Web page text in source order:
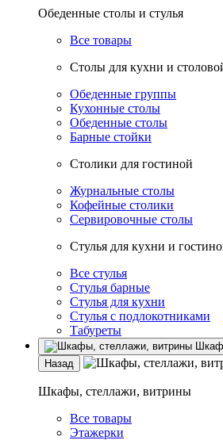
Обеденные столы и стулья
Все товары
Столы для кухни и
Обеденные группы
Кухонные столы
Обеденные столы
Барные стойки
Столики для гостиной
Журнальные столы
Кофейные столики
Сервировочные столы
Стулья для кухни и
Все стулья
Стулья барные
Стулья для кухни
Стулья с подлокотниками
Табуреты
Назад
Шкафы, стеллажи, витрины
Все товары
Этажерки